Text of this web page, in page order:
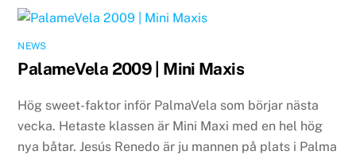
NEWS
PalameVela 2009 | Mini Maxis
Hög sweet-faktor inför PalmaVela som börjar nästa
vecka. Hetaste klassen är Mini Maxi med en hel hög
nya båtar. Jesús Renedo är ju mannen på plats i Palma